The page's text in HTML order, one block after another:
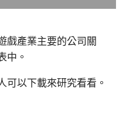
戲產業主要的公司關
中。
可以下載來研究看看。